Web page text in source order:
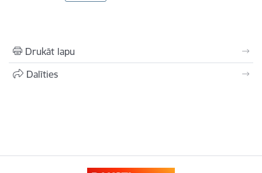
Drukāt lapu
Dalīties